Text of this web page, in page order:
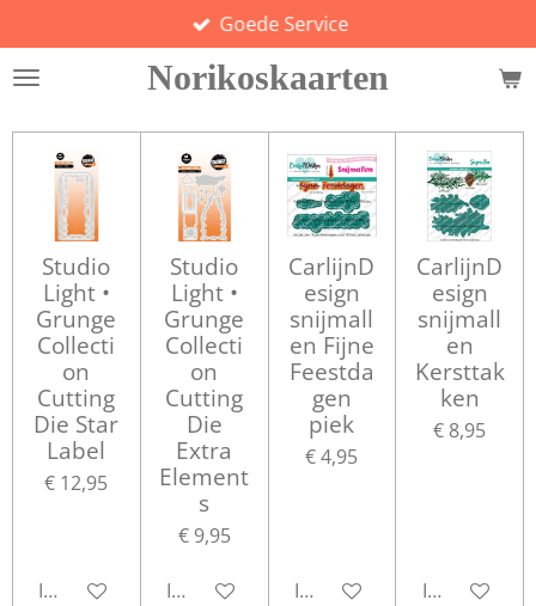
direct
naar
hoofdinhoud
Norikoskaarten
Goede Service
Studio
Light •
Grunge
Collecti
on
Cutting
Die Star
Label
€ 12,95
In winkelwagen
Studio
Light •
Grunge
Collecti
on
Cutting
Die
Extra
Element
s
€ 9,95
In winkelwagen
CarlijnD
esign
snijmall
en Fijne
Feestda
gen
piek
€ 4,95
In winkelwagen
CarlijnD
esign
snijmall
en
Kersttak
ken
€ 8,95
In